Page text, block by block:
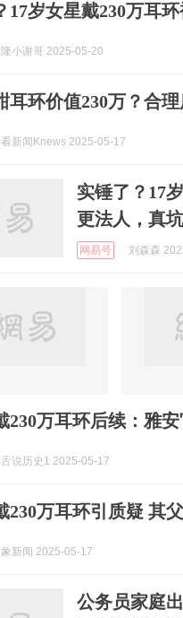
17岁女星戴230万耳
小谢哥 2025-05-20
耳环价值230万？合
新闻Knews 2025-05-17
实锤了？17
更法人，真坑
网易号 刘森森
230万耳环后续：雅
说历史1 2025-05-17
230万耳环引质疑 其
新闻 2025-05-17
公务员家庭